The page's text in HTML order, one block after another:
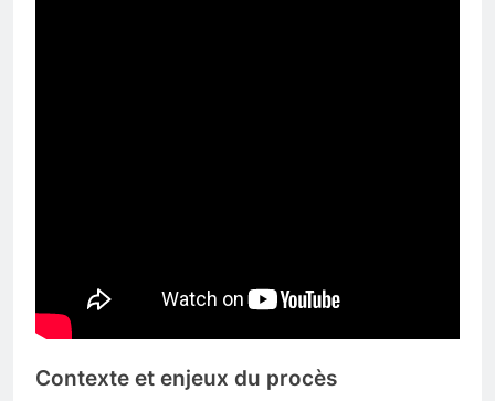
Contexte et enjeux du procès